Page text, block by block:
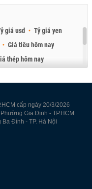
giá usd
Tỷ giá yen
Giá tiêu hôm nay
thép hôm nay
cấp ngày 20/3/2026
Gia Định - TP.HCM
Đình - TP. Hà Nội